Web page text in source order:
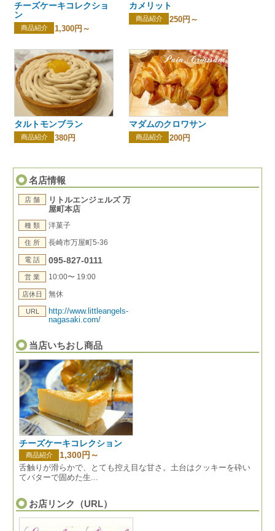
名店情報
店 舗
リトルエンジェルズ 万
屋町本店
種 類 洋菓子
住 所 長崎市万屋町5-36
電 話 095-827-0111
営 業 10:00〜 19:00
店休日 無休
URL
http://www.littleangels-
nagasaki.com/
当店いちおし商品
チーズケーキコレクション
商品紹介 1,300円～
舌触りが滑らかで、とても控え目な甘さ。土台はクッキーを砕い
てバターで固めた生...
お店リンク（URL）
チーズケーキコレクショ
ン
商品紹介 1,300円～
カメリット
商品紹介 250円～
タルトモンブラン
商品紹介 380円
マダムのクロワサン
商品紹介 200円